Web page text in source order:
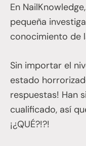
En
pequeña
conocimiento de
Sin importar el
estado
respuestas! Han
cualificado, así
¡¿QUÉ?!?!